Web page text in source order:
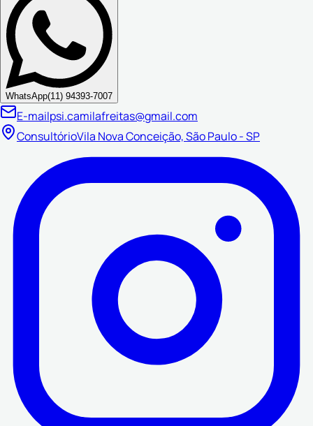
WhatsApp(11) 94393-7007
E-mailpsi.camilafreitas@gmail.com
ConsultórioVila Nova Conceição, São Paulo - SP